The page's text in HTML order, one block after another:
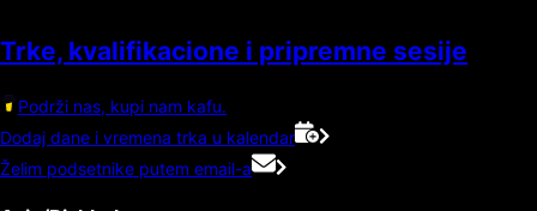
Trke, kvalifikacione i pripremne sesije
Podrži nas, kupi nam kafu.
Dodaj dane i vremena trka u kalendar
Želim podsetnike putem email-a